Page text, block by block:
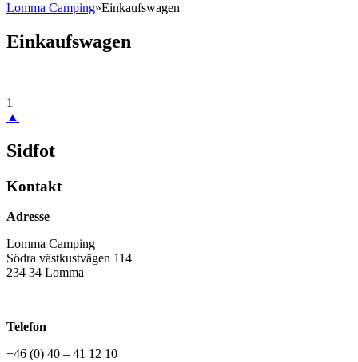
Lomma Camping»Einkaufswagen
Einkaufswagen
1
▲
Sidfot
Kontakt
Adresse
Lomma Camping
Södra västkustvägen 114
234 34 Lomma
Telefon
+46 (0) 40 – 41 12 10